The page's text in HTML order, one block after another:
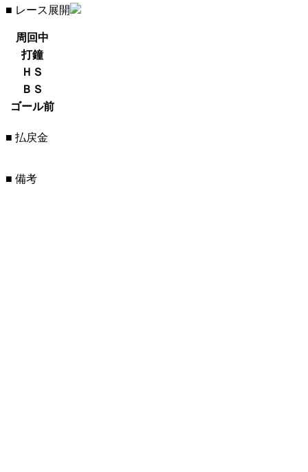
■ レース展開
周回中
打鐘
ＨＳ
ＢＳ
ゴール前
■ 払戻金
■ 備考